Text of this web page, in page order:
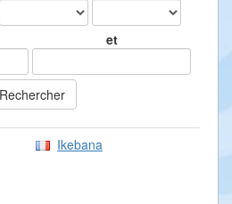
et
Ikebana